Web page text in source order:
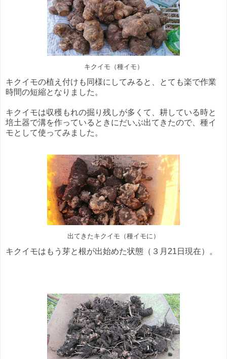
キクイモ（種イモ）
キクイモの植え付けも同様にしてみると、とても楽で作業
時間の短縮となりました。
キクイモは収穫もれの掘り残しが多くて、耕している時と
培土器で溝を作っているときにだいぶ出てきたので、種イ
モとして使ってみました。
出てきたキクイモ（種イモに）
キクイモはもう芽と根が出始めた状態（３月21日現在）。